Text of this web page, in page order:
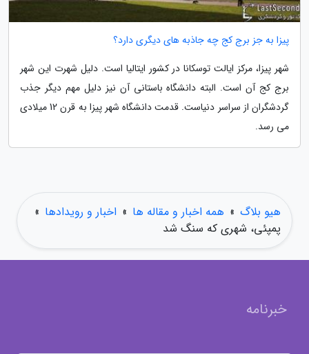
پیزا به جز برج کج چه جاذبه های دیگری دارد؟
شهر پیزا، مرکز ایالت توسکانا در کشور ایتالیا است. دلیل شهرت این شهر
برج کج آن است. البته دانشگاه باستانی آن نیز دلیل مهم دیگر جذب
گردشگران از سراسر دنیاست. قدمت دانشگاه شهر پیزا به قرن 12 میلادی
می رسد.
هیو بلاگ » همه اخبار و مقاله ها » اخبار و رویدادها »
پمپئی، شهری که سنگ شد
خبرنامه